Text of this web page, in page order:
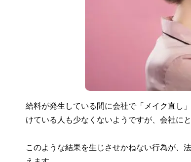
給料が発生している間に会社で「メイク直し
けている人も少なくないようですが、会社に
このような結果を生じさせかねない行為が、